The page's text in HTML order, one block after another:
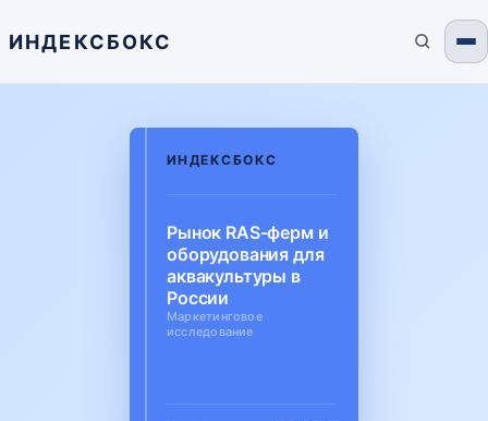
ИНДЕКСБОКС
ИНДЕКСБОКС
Рынок RAS-ферм и
оборудования для
аквакультуры в
России
Маркетинговое
исследование